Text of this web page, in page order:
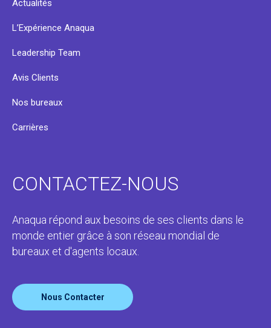
Actualités
L’Expérience Anaqua
Leadership Team
Avis Clients
Nos bureaux
Carrières
CONTACTEZ-NOUS
Anaqua répond aux besoins de ses clients dans le
monde entier grâce à son réseau mondial de
bureaux et d'agents locaux.
Nous Contacter